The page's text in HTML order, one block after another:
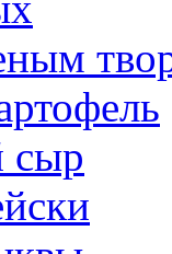
сыр